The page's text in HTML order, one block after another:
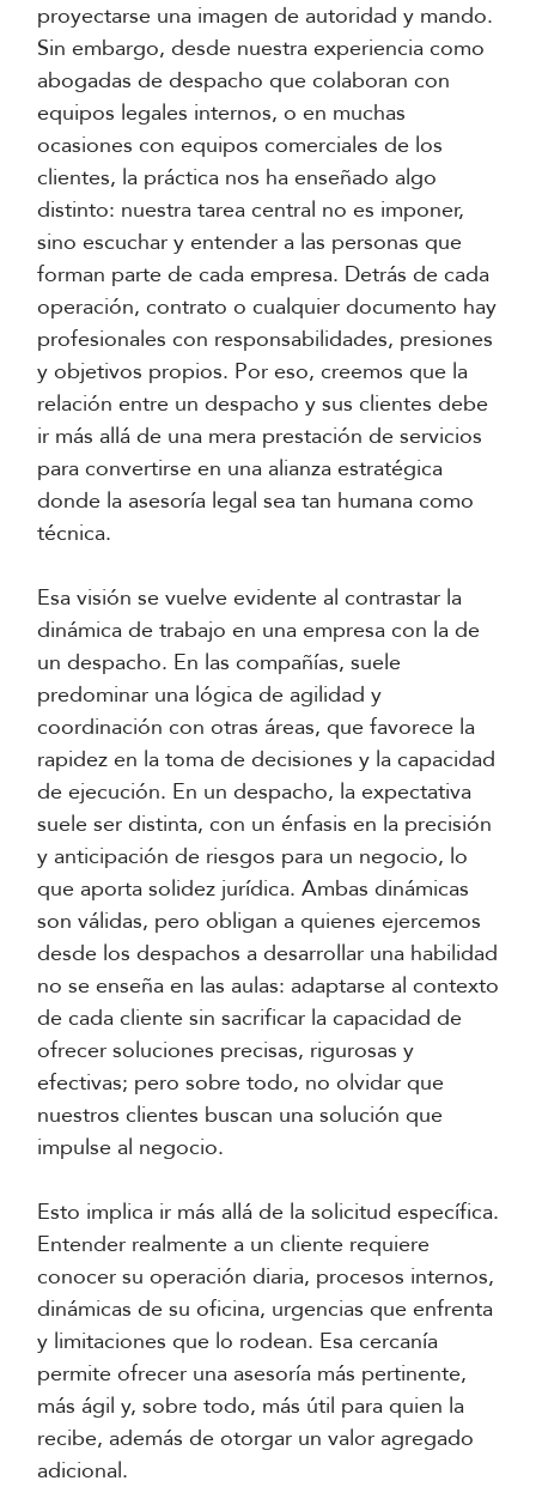
proyectarse una imagen de autoridad y mando.
Sin embargo, desde nuestra experiencia como
abogadas de despacho que colaboran con
equipos legales internos, o en muchas
ocasiones con equipos comerciales de los
clientes, la práctica nos ha enseñado algo
distinto: nuestra tarea central no es imponer,
sino escuchar y entender a las personas que
forman parte de cada empresa. Detrás de cada
operación, contrato o cualquier documento hay
profesionales con responsabilidades, presiones
y objetivos propios. Por eso, creemos que la
relación entre un despacho y sus clientes debe
ir más allá de una mera prestación de servicios
para convertirse en una alianza estratégica
donde la asesoría legal sea tan humana como
técnica.
Esa visión se vuelve evidente al contrastar la
dinámica de trabajo en una empresa con la de
un despacho. En las compañías, suele
predominar una lógica de agilidad y
coordinación con otras áreas, que favorece la
rapidez en la toma de decisiones y la capacidad
de ejecución. En un despacho, la expectativa
suele ser distinta, con un énfasis en la precisión
y anticipación de riesgos para un negocio, lo
que aporta solidez jurídica. Ambas dinámicas
son válidas, pero obligan a quienes ejercemos
desde los despachos a desarrollar una habilidad
no se enseña en las aulas: adaptarse al contexto
de cada cliente sin sacrificar la capacidad de
ofrecer soluciones precisas, rigurosas y
efectivas; pero sobre todo, no olvidar que
nuestros clientes buscan una solución que
impulse al negocio.
Esto implica ir más allá de la solicitud específica.
Entender realmente a un cliente requiere
conocer su operación diaria, procesos internos,
dinámicas de su oficina, urgencias que enfrenta
y limitaciones que lo rodean. Esa cercanía
permite ofrecer una asesoría más pertinente,
más ágil y, sobre todo, más útil para quien la
recibe, además de otorgar un valor agregado
adicional.